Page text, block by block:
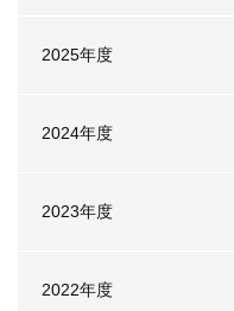
2025年度
2024年度
2023年度
2022年度